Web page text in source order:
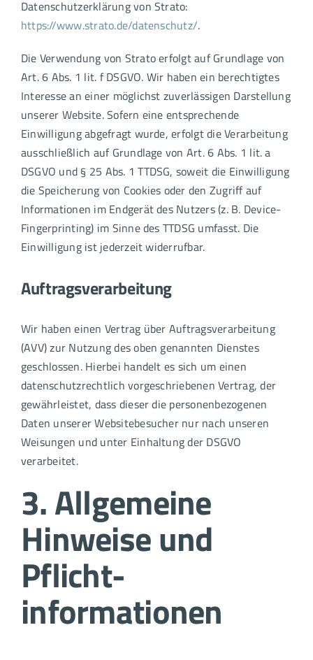
Datenschutzerklärung von Strato:
https://www.strato.de/datenschutz/.
Die Verwendung von Strato erfolgt auf Grundlage von
Art. 6 Abs. 1 lit. f DSGVO. Wir haben ein berechtigtes
Interesse an einer möglichst zuverlässigen Darstellung
unserer Website. Sofern eine entsprechende
Einwilligung abgefragt wurde, erfolgt die Verarbeitung
ausschließlich auf Grundlage von Art. 6 Abs. 1 lit. a
DSGVO und § 25 Abs. 1 TTDSG, soweit die Einwilligung
die Speicherung von Cookies oder den Zugriff auf
Informationen im Endgerät des Nutzers (z. B. Device-
Fingerprinting) im Sinne des TTDSG umfasst. Die
Einwilligung ist jederzeit widerrufbar.
Auftragsverarbeitung
Wir haben einen Vertrag über Auftragsverarbeitung
(AVV) zur Nutzung des oben genannten Dienstes
geschlossen. Hierbei handelt es sich um einen
datenschutzrechtlich vorgeschriebenen Vertrag, der
gewährleistet, dass dieser die personenbezogenen
Daten unserer Websitebesucher nur nach unseren
Weisungen und unter Einhaltung der DSGVO
verarbeitet.
3. Allgemeine
Hinweise und
Pflicht­
informationen